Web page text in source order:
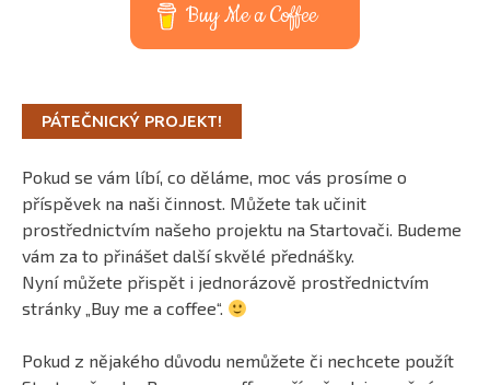
Buy Me a Coffee
PÁTEČNICKÝ PROJEKT!
Pokud se vám líbí, co děláme, moc vás prosíme o
příspěvek na naši činnost. Můžete tak učinit
prostřednictvím našeho projektu na Startovači. Budeme
vám za to přinášet další skvělé přednášky.
Nyní můžete přispět i jednorázově prostřednictvím
stránky „Buy me a coffee“.
Pokud z nějakého důvodu nemůžete či nechcete použít